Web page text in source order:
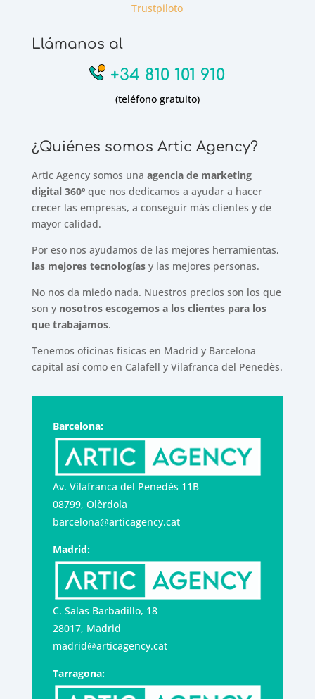
Trustpiloto
Llámanos al
+34 810 101 910
(teléfono gratuito)
¿Quiénes somos Artic Agency?
Artic Agency somos una agencia de marketing
digital 360ºque nos dedicamos a ayudar a hacer
crecer las empresas, a conseguir más clientes y de
mayor calidad.
Por eso nos ayudamos de las mejores herramientas,
las mejores tecnologíasy las mejores personas.
No nos da miedo nada. Nuestros precios son los que
son y nosotros escogemos a los clientes para los
que trabajamos.
Tenemos oficinas físicas en Madrid y Barcelona
capital así como en Calafell y Vilafranca del Penedès.
Barcelona:
Av. Vilafranca del Penedès 11B
08799, Olèrdola
barcelona@articagency.cat
Madrid:
C. Salas Barbadillo, 18
28017, Madrid
madrid@articagency.cat
Tarragona: